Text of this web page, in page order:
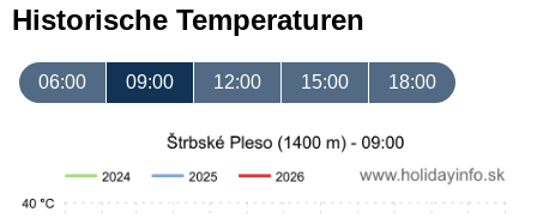
Historische Temperaturen
06:00 09:00 12:00 15:00 18:00